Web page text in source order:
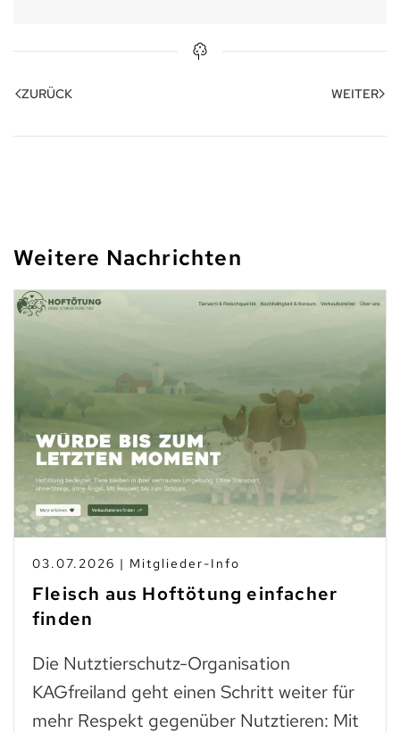
ZURÜCK WEITER
Weitere Nachrichten
03.07.2026 | Mitglieder-Info
Fleisch aus Hoftötung einfacher
finden
Die Nutztierschutz-Organisation
KAGfreiland geht einen Schritt weiter für
mehr Respekt gegenüber Nutztieren: Mit